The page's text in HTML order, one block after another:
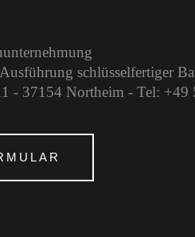
schlüsselfertiger
- 37154 Northeim - Tel: